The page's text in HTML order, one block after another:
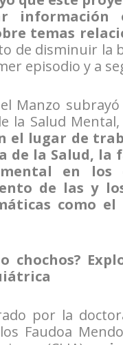
información
temas
de disminuir la
episodio y a
Manzo
la Salud
lugar de
de la Salud,
en los
de las y
como
chochos?
por la
Faudoa